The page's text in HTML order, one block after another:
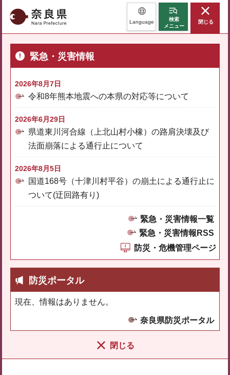
奈良県 Language
検索
メニュー
閉じる
緊急・災害情報
2026年8月7日
令和8年熊本地震への本県の対応等について
2026年6月29日
県道東川河合線（上北山村小橡）の路肩決壊及び
法面崩落による通行止について
2026年8月5日
国道168号（十津川村平谷）の崩土による通行止に
ついて(迂回路有り)
緊急・災害情報一覧
緊急・災害情報RSS
防災・危機管理ページ
防災ポータル
現在、情報はありません。
奈良県防災ポータル
閉じる